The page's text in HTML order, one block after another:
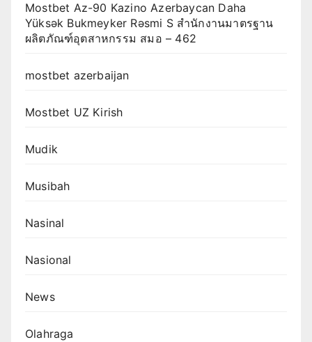
Mostbet Az-90 Kazino Azerbaycan Daha
Yüksək Bukmeyker Rəsmi S สำนักงานมาตรฐาน
ผลิตภัณฑ์อุตสาหกรรม สมอ – 462
mostbet azerbaijan
Mostbet UZ Kirish
Mudik
Musibah
Nasinal
Nasional
News
Olahraga